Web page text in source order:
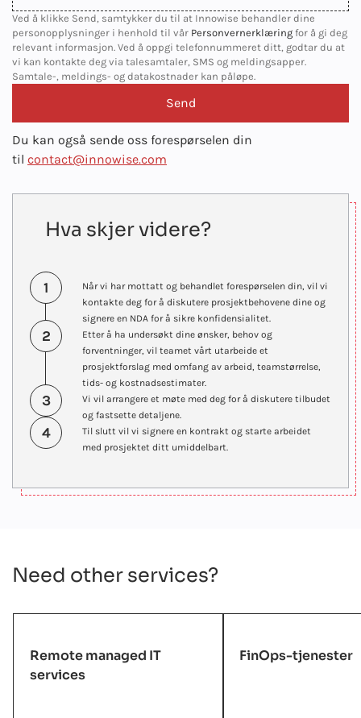
Ved å klikke Send, samtykker du til at Innowise behandler dine
personopplysninger i henhold til vår Personvernerklæring for å gi deg
relevant informasjon. Ved å oppgi telefonnummeret ditt, godtar du at
vi kan kontakte deg via talesamtaler, SMS og meldingsapper.
Samtale-, meldings- og datakostnader kan påløpe.
Du kan også sende oss forespørselen din
til contact@innowise.com
Hva skjer videre?
1
Når vi har mottatt og behandlet forespørselen din, vil vi
kontakte deg for å diskutere prosjektbehovene dine og
signere en NDA for å sikre konfidensialitet.
2
Etter å ha undersøkt dine ønsker, behov og
forventninger, vil teamet vårt utarbeide et
prosjektforslag med omfang av arbeid, teamstørrelse,
tids- og kostnadsestimater.
3
Vi vil arrangere et møte med deg for å diskutere tilbudet
og fastsette detaljene.
4
Til slutt vil vi signere en kontrakt og starte arbeidet
med prosjektet ditt umiddelbart.
Need other services?
Remote managed IT
services
FinOps-tjenester